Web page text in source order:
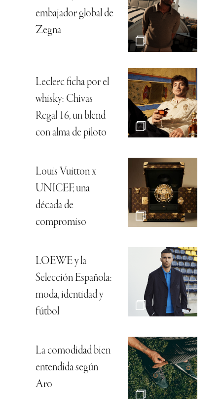
embajador global de
Zegna
Leclerc ficha por el
whisky: Chivas
Regal 16, un blend
con alma de piloto
Louis Vuitton x
UNICEF, una
década de
compromiso
LOEWE y la
Selección Española:
moda, identidad y
fútbol
La comodidad bien
entendida según
Aro